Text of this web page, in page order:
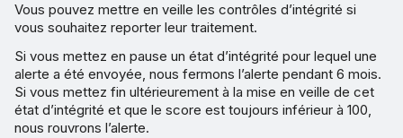
Vous pouvez mettre en veille les contrôles d’intégrité si
vous souhaitez reporter leur traitement.
Si vous mettez en pause un état d’intégrité pour lequel une
alerte a été envoyée, nous fermons l’alerte pendant 6 mois.
Si vous mettez fin ultérieurement à la mise en veille de cet
état d’intégrité et que le score est toujours inférieur à 100,
nous rouvrons l’alerte.